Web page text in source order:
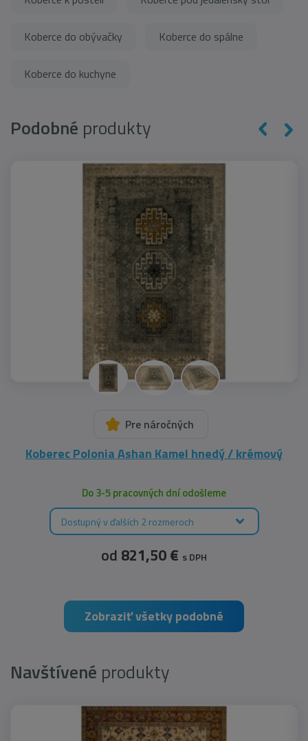
Koberce do obývačky Koberce do spálne
Koberce do kuchyne
Podobné produkty
Pre náročných
Koberec Polonia Ashan Kamel hnedý / krémový
Do 3-5 pracovných dní odošleme
Dostupný v ďalších 2 rozmeroch
od 821,50 € s DPH
Zobraziť všetky podobné
Navštívené produkty